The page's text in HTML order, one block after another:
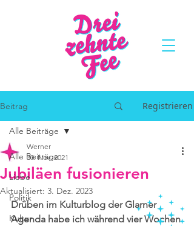
Beitrag Registrieren
Alle Beiträge
Liebe
Politik
Kultur
Alle Beiträge
Jubiläen fusionieren
Werner
30. Nov. 2021
Aktualisiert: 3. Dez. 2023
Drüben im Kulturblog der Glarner
Agenda habe ich während vier Wochen